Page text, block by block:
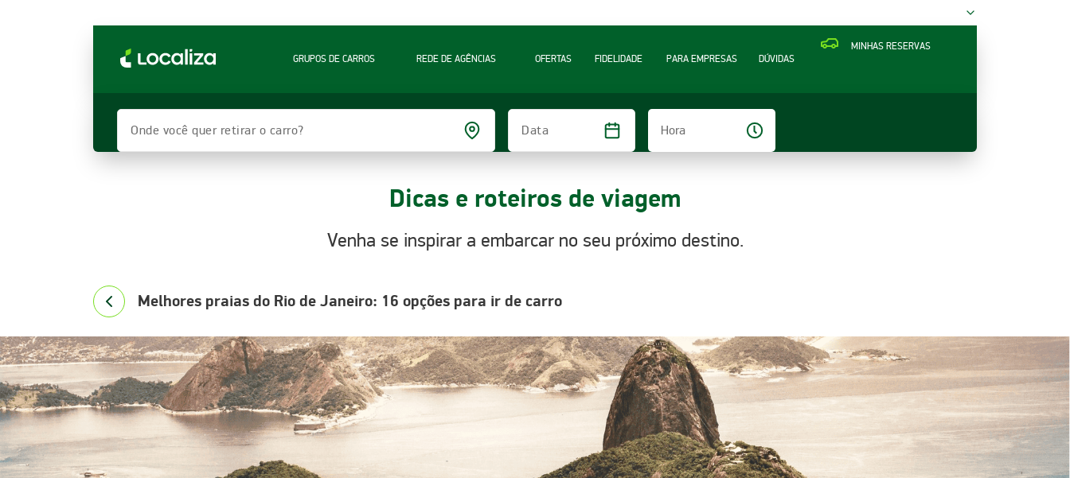
MINHAS RESERVAS
GRUPOS DE CARROS
REDE DE AGÊNCIAS OFERTAS FIDELIDADE PARA EMPRESAS DÚVIDAS
Onde você quer retirar o carro? Data
Hora
Dicas e roteiros de viagem
Venha se inspirar a embarcar no seu próximo destino.
Melhores praias do Rio de Janeiro: 16 opções para ir de carro